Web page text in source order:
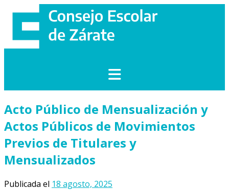
contenido
Acto Público de Mensualización y
Actos Públicos de Movimientos
Previos de Titulares y
Mensualizados
Publicada el 18 agosto, 2025